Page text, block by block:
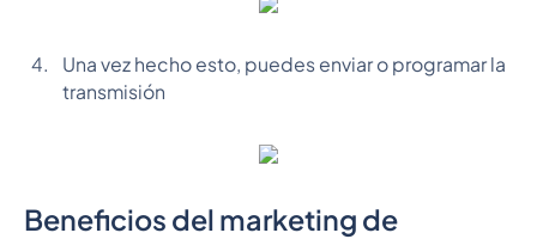
Una vez hecho esto, puedes enviar o programar la
transmisión
Beneficios del marketing de